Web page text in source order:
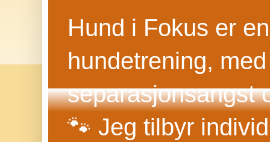
Hund i Fokus er
hundetrening,
separasjonsangst
🐾 Jeg tilbyr